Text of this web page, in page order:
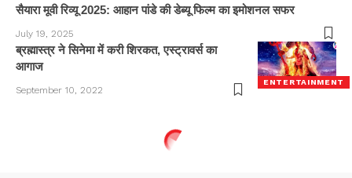
सैयारा मूवी रिव्यू 2025: आहान पांडे की डेब्यू फिल्म का इमोशनल सफर
July 19, 2025
ENTERTAINMENT
ब्रह्मास्त्र ने सिनेमा में करी शिरकत, एस्ट्रावर्स का
आगाज
September 10, 2022